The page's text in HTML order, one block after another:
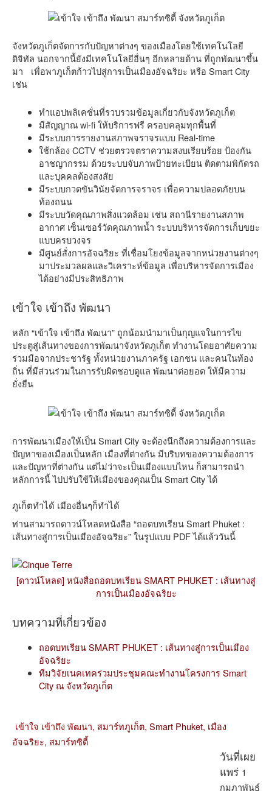
จังหวัดภูเก็ตจัดการกับปัญหาต่างๆ ของเมืองโดยใช้เทคโนโลยี
ดิจิทัล นอกจากนี้ยังมีเทคโนโลยีอื่นๆ อีกหลายด้าน ที่ถูกพัฒนาขึ้น
มา เพื่อพาภูเก็ตก้าวไปสู่การเป็นเมืองอัจฉริยะ หรือ Smart City
เช่น
ทำแอปพลิเคชั่นที่รวบรวมข้อมูลเกี่ยวกับจังหวัดภูเก็ต
มีสัญญาณ wi-fi ให้บริการฟรี ครอบคลุมทุกพื้นที่
มีระบบการรายงานสภาพจราจรแบบ Real-time
ใช้กล้อง CCTV ช่วยตรวจตราความสงบเรียบร้อย ป้องกัน
อาชญากรรม ด้วยระบบจับภาพป้ายทะเบียน ติดตามพิกัดรถ
และบุคคลต้องสงสัย
มีระบบกวดขันวินัยจัดการจราจร เพื่อความปลอดภัยบน
ท้องถนน
มีระบบวัดคุณภาพสิ่งแวดล้อม เช่น สถานีรายงานสภาพ
อากาศ เซ็นเซอร์วัดคุณภาพน้ำ ระบบบริหารจัดการเก็บขยะ
แบบครบวงจร
มีศูนย์สั่งการอัจฉริยะ ที่เชื่อมโยงข้อมูลจากหน่วยงานต่างๆ
มาประมวลผลและวิเคราะห์ข้อมูล เพื่อบริหารจัดการเมือง
ได้อย่างมีประสิทธิภาพ
เข้าใจ เข้าถึง พัฒนา
หลัก “เข้าใจ เข้าถึง พัฒนา” ถูกน้อมนำมาเป็นกุญแจในการไข
ประตูสู่เส้นทางของการพัฒนาจังหวัดภูเก็ต ทำงานโดยอาศัยความ
ร่วมมือจากประชารัฐ ทั้งหน่วยงานภาครัฐ เอกชน และคนในท้อง
ถิ่น ที่มีส่วนร่วมในการรับผิดชอบดูแล พัฒนาต่อยอด ให้มีความ
ยั่งยืน
การพัฒนาเมืองให้เป็น Smart City จะต้องนึกถึงความต้องการและ
ปัญหาของเมืองเป็นหลัก เมืองที่ต่างกัน มีบริบทของความต้องการ
และปัญหาที่ต่างกัน แต่ไม่ว่าจะเป็นเมืองแบบไหน ก็สามารถนำ
หลักการนี้ ไปปรับใช้ให้เมืองของคุณเป็น Smart City ได้
ภูเก็ตทำได้ เมืองอื่นๆก็ทำได้
ท่านสามารถดาวน์โหลดหนังสือ “ถอดบทเรียน Smart Phuket :
เส้นทางสู่การเป็นเมืองอัจฉริยะ” ในรูปแบบ PDF ได้แล้ววันนี้
[ดาวน์โหลด] หนังสือถอดบทเรียน SMART PHUKET : เส้นทางสู่
การเป็นเมืองอัจฉริยะ
บทความที่เกี่ยวข้อง
ถอดบทเรียน SMART PHUKET : เส้นทางสู่การเป็นเมือง
อัจฉริยะ
ทีมวิจัยเนคเทคร่วมประชุมคณะทำงานโครงการ Smart
City ณ จังหวัดภูเก็ต
เข้าใจ เข้าถึง พัฒนา, สมาร์ทภูเก็ต, Smart Phuket, เมือง
อัจฉริยะ, สมาร์ทซิตี้
วันที่เผย
แพร่ 1
กุมภาพันธ์